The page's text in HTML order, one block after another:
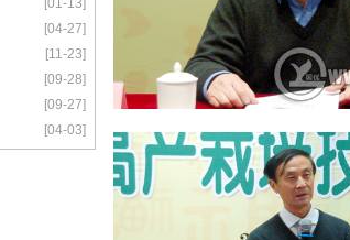
[01-13]
[04-27]
[11-23]
[09-28]
[09-27]
[04-03]